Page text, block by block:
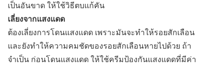
เป็นอันขาด ให้ใช้วิธีตบแก้คัน
เลี่ยงจากแสงแดด
ต้องเลี่ยงการโดนแสงแดด เพราะมันจะทำให้รอยสักเลือน
และยังทำให้ความคมชัดของรอยสักเลือนหายไปด้วย ถ้า
จำเป็น ก่อนโดนแสงแดด ให้ใช้ครีมป้องกันแสงแดดที่มีค่า